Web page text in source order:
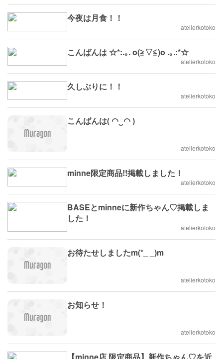
今夜は月食！！
atelierkotoko
こんばんは ☆*:.｡. o(≧▽≦)o .｡.:*☆
atelierkotoko
久しぶりに！！
atelierkotoko
こんばんは( ◠‿◠ )
atelierkotoko
minne限定商品!!掲載しました！
atelierkotoko
BASEとminneに新作ちゃん♡掲載しま
した！
atelierkotoko
お待たせしましたm(*_ _)m
atelierkotoko
お知らせ！
atelierkotoko
【minne店 限定商品】新作ちゃん♡を近